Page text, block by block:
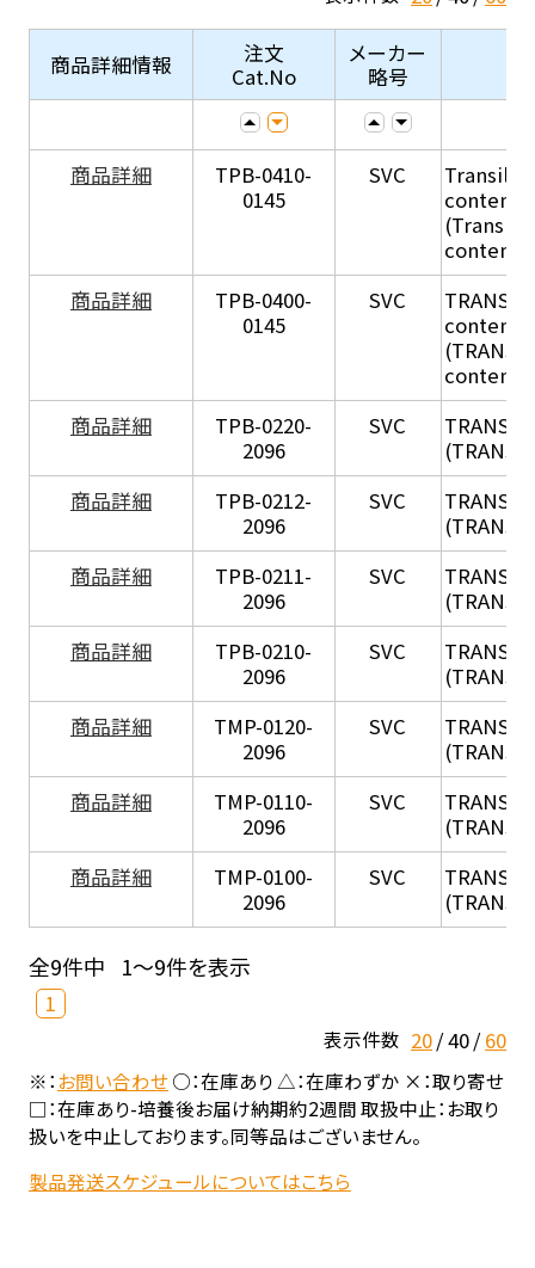
商品詳細情報
注文
Cat.No
メーカー
略号
商品詳細
TPB-0410-
0145
SVC
Transil
content
(Transil
content
商品詳細
TPB-0400-
0145
SVC
content
content
商品詳細
TPB-0220-
2096
SVC TRANSIL
商品詳細
TPB-0212-
2096
SVC TRANSIL
商品詳細
TPB-0211-
2096
SVC TRANSIL
商品詳細
TPB-0210-
2096
SVC TRANSIL
商品詳細
TMP-0120-
2096
SVC TRANSIL
商品詳細
TMP-0110-
2096
SVC TRANSIL
商品詳細
TMP-0100-
2096
SVC TRANSIL
全9件中 1～9件を表示
1
表示件数 20 40 60
※：お問い合わせ○：在庫あり △：在庫わずか ×：取り寄せ
□：在庫あり-培養後お届け納期約2週間 取扱中止：お取り
扱いを中止しております。同等品はございません。
製品発送スケジュールについてはこちら